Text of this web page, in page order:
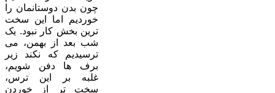
چون بدن دوستانمان را
خوردیم اما این سخت
ترین بخش کار نبود. یک
شب بعد از بهمن، می
ترسیدیم که نکند زیر
برف ها دفن شویم،
غلبه بر این ترس،
سخت تر از خوردن